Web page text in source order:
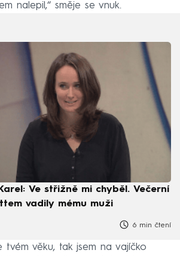
nalepil,“ směje se vnuk.
Ve střižně mi chyběl. Večerní
vadily mému muži
6 min čtení
tvém věku, tak jsem na vajíčko